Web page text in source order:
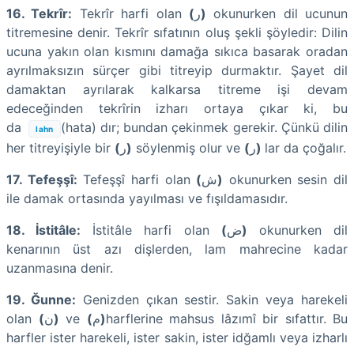
16. Tekrîr: Tekrîr harfi olan ( ﺭ) okunurken dil ucunun
titremesine denir. Tekrîr sıfatının oluş şekli şöyledir: Dilin
ucuna yakın olan kısmını damağa sıkıca basarak oradan
ayrılmaksızın sürçer gibi titreyip durmaktır. Şayet dil
damaktan ayrılarak kalkarsa titreme işi devam
edeceğinden tekrîrin izharı ortaya çıkar ki, bu
da
lahn
(hata) dır; bundan çekinmek gerekir. Çünkü dilin
her titreyişiyle bir ( ﺭ) söylenmiş olur ve ( ﺭ) lar da çoğalır.
17. Tefeşşî: Tefeşşî harfi olan (ﺵ) okunurken sesin dil
ile damak ortasında yayılması ve fışıldamasıdır.
18. İstitâle: İstitâle harfi olan (ﺽ) okunurken dil
kenarının üst azı dişlerden, lam mahrecine kadar
uzanmasına denir.
19. Ğunne: Genizden çıkan sestir. Sakin veya harekeli
olan (ﻥ) ve (ﻡ)harflerine mahsus lâzımî bir sıfattır. Bu
harfler ister harekeli, ister sakin, ister idğamlı veya izharlı